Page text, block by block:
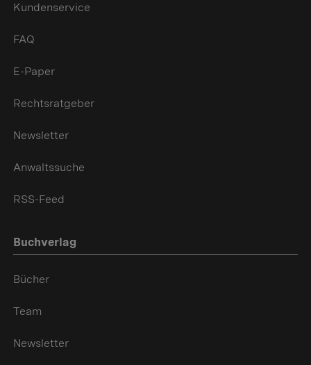
Kundenservice
FAQ
E-Paper
Rechtsratgeber
Newsletter
Anwaltssuche
RSS-Feed
Buchverlag
Bücher
Team
Newsletter